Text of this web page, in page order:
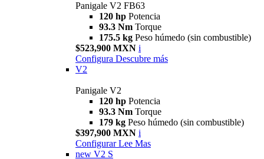
Panigale V2 FB63
120 hp Potencia
93.3 Nm Torque
175.5 kg Peso húmedo (sin combustible)
$523,900 MXN i
Configura Descubre más
V2
Panigale V2
120 hp Potencia
93.3 Nm Torque
179 kg Peso húmedo (sin combustible)
$397,900 MXN i
Configurar Lee Mas
new V2 S